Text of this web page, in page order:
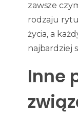
zawsze
rodzaju
życia, a
najbardziej
Inne